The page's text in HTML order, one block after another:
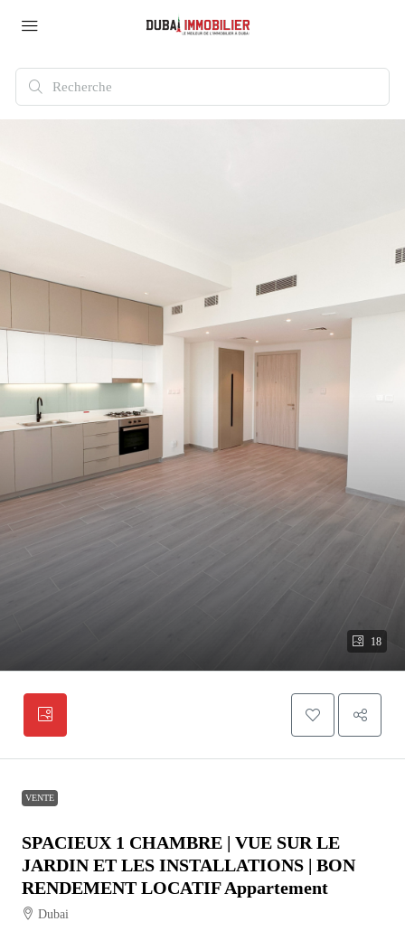
18
VENTE
SPACIEUX 1 CHAMBRE | VUE SUR LE
JARDIN ET LES INSTALLATIONS | BON
RENDEMENT LOCATIF Appartement
Dubai